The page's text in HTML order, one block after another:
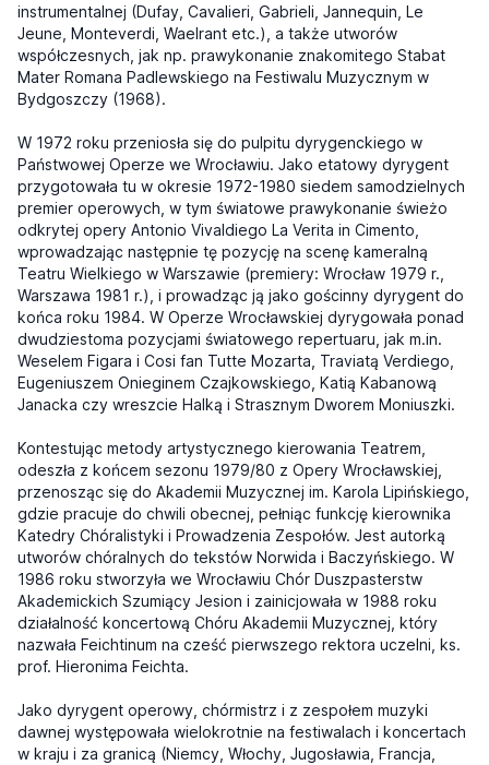
instrumentalnej (Dufay, Cavalieri, Gabrieli, Jannequin, Le
Jeune, Monteverdi, Waelrant etc.), a także utworów
współczesnych, jak np. prawykonanie znakomitego Stabat
Mater Romana Padlewskiego na Festiwalu Muzycznym w
Bydgoszczy (1968).
W 1972 roku przeniosła się do pulpitu dyrygenckiego w
Państwowej Operze we Wrocławiu. Jako etatowy dyrygent
przygotowała tu w okresie 1972-1980 siedem samodzielnych
premier operowych, w tym światowe prawykonanie świeżo
odkrytej opery Antonio Vivaldiego La Verita in Cimento,
wprowadzając następnie tę pozycję na scenę kameralną
Teatru Wielkiego w Warszawie (premiery: Wrocław 1979 r.,
Warszawa 1981 r.), i prowadząc ją jako gościnny dyrygent do
końca roku 1984. W Operze Wrocławskiej dyrygowała ponad
dwudziestoma pozycjami światowego repertuaru, jak m.in.
Weselem Figara i Cosi fan Tutte Mozarta, Traviatą Verdiego,
Eugeniuszem Onieginem Czajkowskiego, Katią Kabanową
Janacka czy wreszcie Halką i Strasznym Dworem Moniuszki.
Kontestując metody artystycznego kierowania Teatrem,
odeszła z końcem sezonu 1979/80 z Opery Wrocławskiej,
przenosząc się do Akademii Muzycznej im. Karola Lipińskiego,
gdzie pracuje do chwili obecnej, pełniąc funkcję kierownika
Katedry Chóralistyki i Prowadzenia Zespołów. Jest autorką
utworów chóralnych do tekstów Norwida i Baczyńskiego. W
1986 roku stworzyła we Wrocławiu Chór Duszpasterstw
Akademickich Szumiący Jesion i zainicjowała w 1988 roku
działalność koncertową Chóru Akademii Muzycznej, który
nazwała Feichtinum na cześć pierwszego rektora uczelni, ks.
prof. Hieronima Feichta.
Jako dyrygent operowy, chórmistrz i z zespołem muzyki
dawnej występowała wielokrotnie na festiwalach i koncertach
w kraju i za granicą (Niemcy, Włochy, Jugosławia, Francja,